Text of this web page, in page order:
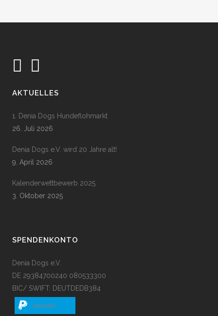
AKTUELLES
1. Denia Dogs Hundeflohmarkt
26. Juli 2026
Denia Dogs e.V. wird 20 Jahre alt!
9. April 2026
Kalenderwettbewerb 2025
3. Oktober 2025
SPENDENKONTO
Denia Dogs e.V.
DE 29384700240 080533300
BIC/ SWIFT: DEUTDEDB384
spenden